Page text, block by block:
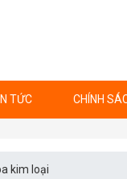
TỨC CHÍNH
kim loại